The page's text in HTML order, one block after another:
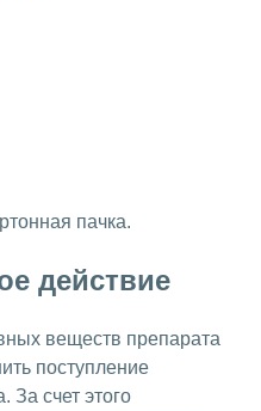
пачка.
действие
веществ препарата
поступление
счет этого